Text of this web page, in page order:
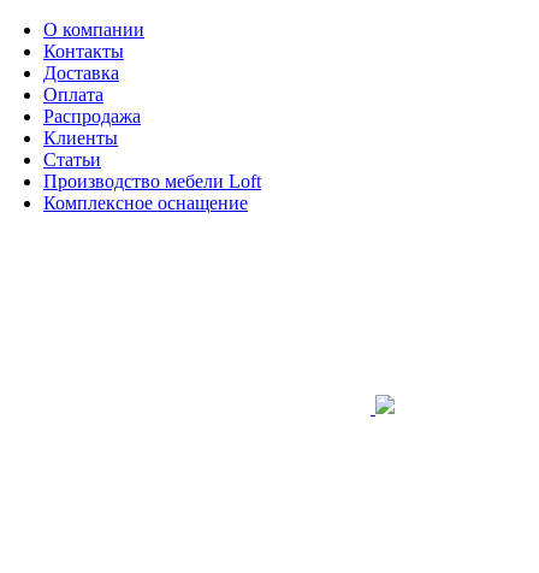
О компании
Контакты
Доставка
Оплата
Распродажа
Клиенты
Статьи
Производство мебели Loft
Комплексное оснащение